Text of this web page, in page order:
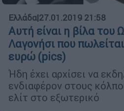
Ελλάδα|27.01.2019 21:58
Αυτή είναι η βίλα του
Λαγονήσι που
ευρώ (pics)
Ήδη έχει αρχίσει να
ενδιαφέρον στους
ελίτ στο εξωτερικό